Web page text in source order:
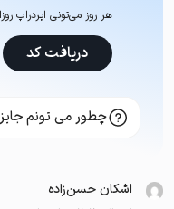
هر روز می‌تونی ایردراپ
دریافت کد
چطور می تونم
اشکان حسن‌زاده